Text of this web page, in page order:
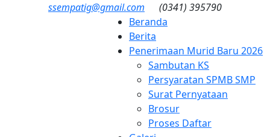
ssempatig@gmail.com
(0341) 395790
Beranda
Berita
Penerimaan Murid Baru 2026
Sambutan KS
Persyaratan SPMB SMP
Surat Pernyataan
Brosur
Proses Daftar